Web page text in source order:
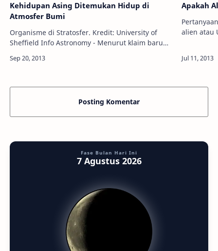
Kehidupan Asing Ditemukan Hidup di
Atmosfer Bumi
Organisme di Stratosfer. Kredit: University of
Sheffield Info Astronomy - Menurut klaim baru
hidup di awan di atas District Peak, L…
Apakah
alien atau
Posting Komentar
Fase Bulan Hari Ini
7 Agustus 2026